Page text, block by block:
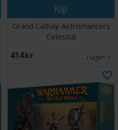
Köp
Grand Cathay Astromancers
Celestial
414 SEK I lager: 1